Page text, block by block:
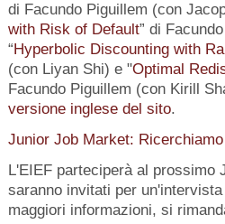
di Facundo Piguillem (con
with Risk of Default” di
“Hyperbolic Discounting with
(con Liyan Shi) e "Optimal
Facundo Piguillem (con Kirill
versione inglese del sito.
Junior Job Market:
L'EIEF parteciperà al prossimo
saranno invitati per
maggiori informazioni, si